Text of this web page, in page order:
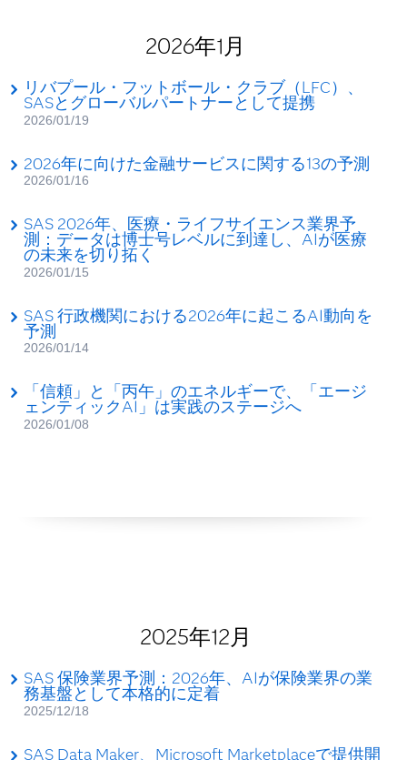
2026年1月
リバプール・フットボール・クラブ（LFC）、
SASとグローバルパートナーとして提携
2026/01/19
2026年に向けた金融サービスに関する13の予測
2026/01/16
SAS 2026年、医療・ライフサイエンス業界予
測：データは博士号レベルに到達し、AIが医療
の未来を切り拓く
2026/01/15
SAS 行政機関における2026年に起こるAI動向を
予測
2026/01/14
「信頼」と「丙午」のエネルギーで、「エージ
ェンティックAI」は実践のステージへ
2026/01/08
2025年12月
SAS 保険業界予測：2026年、AIが保険業界の業
務基盤として本格的に定着
2025/12/18
SAS Data Maker、Microsoft Marketplaceで提供開